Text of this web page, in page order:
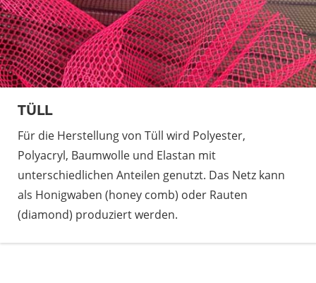
TÜLL
Für die Herstellung von Tüll wird Polyester,
Polyacryl, Baumwolle und Elastan mit
unterschiedlichen Anteilen genutzt. Das Netz kann
als Honigwaben (honey comb) oder Rauten
(diamond) produziert werden.